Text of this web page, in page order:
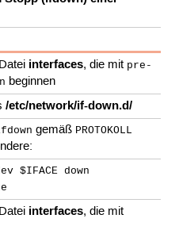
interfaces, die mit pre-
beginnen
/etc/network/if-down.d/
gemäß PROTOKOLL
down
interfaces, die mit